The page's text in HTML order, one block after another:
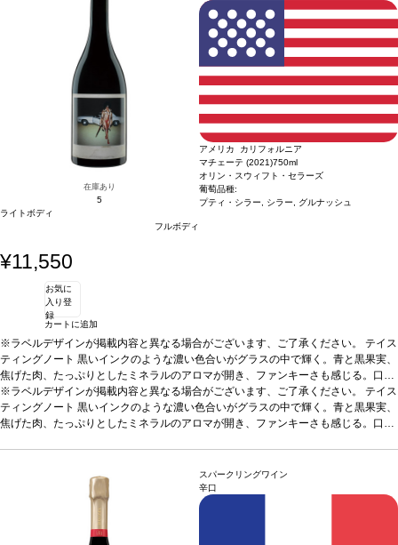
調和している。フィニッシュは柔らかく、永遠と続くよう。たっぷりの繊細で複雑
なアロマが最後まで背景に漂う、長期間熟成していることを感じさせない生き生き
葡萄品種シャルドネ
く美しいストラクチャーを包み込み、コート・デ・ブランの偉大なシャルドネ特有
の、きめ細やかなミネラルが支える。リッチな果実味に加え、ローストコーヒー、
甘いスパイス（シナモン、バニラ）、ほのかなスモーキー（ブロンドタバコ）さが
調和している。フィニッシュは柔らかく、永遠と続くよう。たっぷりの繊細で複雑
なアロマが最後まで背景に漂う、長期間熟成していることを感じさせない生き生き
葡萄品種 シャルドネ
在庫あり
5
ライトボディ
フルボディ
アメリカ カリフォルニア
マチェーテ (2021)750ml
オリン・スウィフト・セラーズ
葡萄品種:
プティ・シラー, シラー, グルナッシュ
¥11,550
お気に
入り登
録
カートに追加
※ラベルデザインが掲載内容と異なる場合がございます、ご了承ください。 テイス
ティングノート 黒いインクのような濃い色合いがグラスの中で輝く。青と黒果実、
焦げた肉、たっぷりとしたミネラルのアロマが開き、ファンキーさも感じる。口に
含むと予想以上に濃厚で、ブラックプラム、その他の核果、ジビエのエッセンスが
広がり、砂糖漬けオレンジピールや程よい酸味が支え、バランスも取れている。プ
ティ・シラーが生み出す典型的なタンニンと、官能的で凝縮したテクスチャーを伴
※ラベルデザインが掲載内容と異なる場合がございます、ご了承ください。 テイス
ティングノート 黒いインクのような濃い色合いがグラスの中で輝く。青と黒果実、
焦げた肉、たっぷりとしたミネラルのアロマが開き、ファンキーさも感じる。口に
ティ・シラーが生み出す典型的なタンニンと、官能的で凝縮したテクスチャーを伴
うフィニッシュが続く。
プティ・シラー、シラー、グルナッシュ
ンテージが在庫切れの場合、在庫があり価格が同様の場合は自動的に次のヴィンテ
ージに変更されます、ご了承ください。
スパークリングワイン
辛口